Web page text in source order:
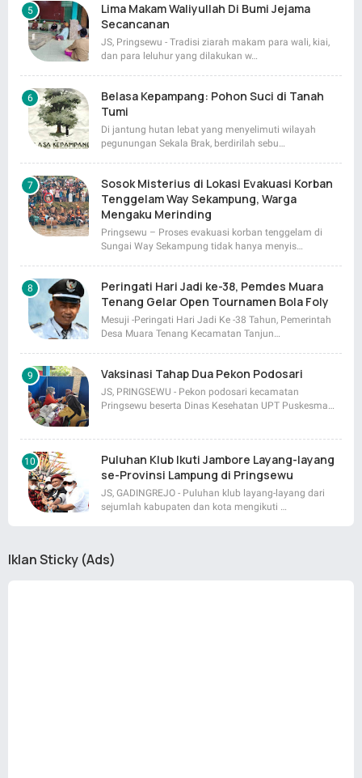
Lima Makam Waliyullah Di Bumi Jejama
Secancanan
JS, Pringsewu - Tradisi ziarah makam para wali, kiai,
dan para leluhur yang dilakukan w…
Belasa Kepampang: Pohon Suci di Tanah
Tumi
Di jantung hutan lebat yang menyelimuti wilayah
pegunungan Sekala Brak, berdirilah sebu…
Sosok Misterius di Lokasi Evakuasi Korban
Tenggelam Way Sekampung, Warga
Mengaku Merinding
Pringsewu – Proses evakuasi korban tenggelam di
Sungai Way Sekampung tidak hanya menyis…
Peringati Hari Jadi ke-38, Pemdes Muara
Tenang Gelar Open Tournamen Bola Foly
Mesuji -Peringati Hari Jadi Ke -38 Tahun, Pemerintah
Desa Muara Tenang Kecamatan Tanjun…
Vaksinasi Tahap Dua Pekon Podosari
JS, PRINGSEWU - Pekon podosari kecamatan
Pringsewu beserta Dinas Kesehatan UPT Puskesma…
Puluhan Klub Ikuti Jambore Layang-layang
se-Provinsi Lampung di Pringsewu
JS, GADINGREJO - Puluhan klub layang-layang dari
sejumlah kabupaten dan kota mengikuti …
Iklan Sticky (Ads)